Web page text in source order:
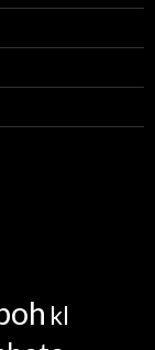
kl